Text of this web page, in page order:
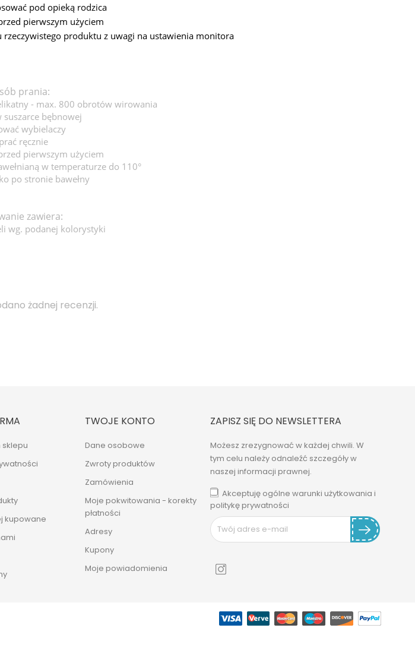
pod opieką rodzica
pierwszym użyciem
produktu z uwagi na ustawienia monitora
prania:
- max. 800 obrotów wirowania
suszarce bębnowej
wybielaczy
ręcznie
pierwszym użyciem
w temperaturze do 110°
po stronie bawełny
zawiera:
wg. podanej kolorystyki
żadnej recenzji.
sklepu
kupowane
TWOJE KONTO
Dane osobowe
Zwroty produktów
Zamówienia
Moje pokwitowania - korekty
płatności
Adresy
Kupony
Moje powiadomienia
ZAPISZ SIĘ DO NEWSLETTERA
Możesz zrezygnować w każdej chwili. W
tym celu należy odnaleźć szczegóły w
naszej informacji prawnej.
Akceptuję ogólne warunki użytkowania i
politykę prywatności